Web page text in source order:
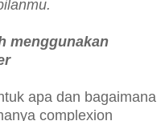
menggunakan
apa dan bagaimana
complexion